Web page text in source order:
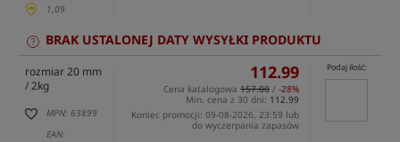
1,09
BRAK USTALONEJ DATY WYSYŁKI PRODUKTU
rozmiar 20 mm
/ 2kg
MPN: 63899
EAN:
112.99
Cena katalogowa 157.00 / -28%
Min. cena z 30 dni: 112.99
Koniec promocji: 09-08-2026, 23:59 lub
do wyczerpania zapasów
Podaj ilość: